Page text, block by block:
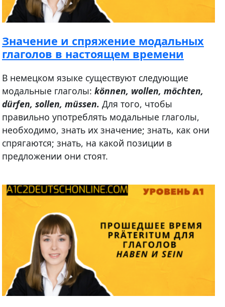
Значение и спряжение модальных
глаголов в настоящем времени
В немецком языке существуют следующие
модальные глаголы: können, wollen, möchten,
dürfen, sollen, müssen. Для того, чтобы
правильно употреблять модальные глаголы,
необходимо, знать их значение; знать, как они
спрягаются; знать, на какой позиции в
предложении они стоят.